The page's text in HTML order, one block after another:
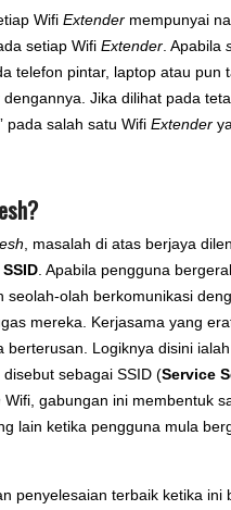
Wifi Extender mempunyai
setiap Wifi Extender . Apabila
telefon pintar, laptop atau
Jika dilihat pada
pada salah satu Wifi Extender
, masalah di atas berjaya
SSID . Apabila pengguna
seolah-olah berkomunikasi
mereka. Kerjasama yang
Logiknya disini
sebagai SSID (Service
Wifi, gabungan ini membentuk
lain ketika pengguna mula
penyelesaian terbaik ketika ini